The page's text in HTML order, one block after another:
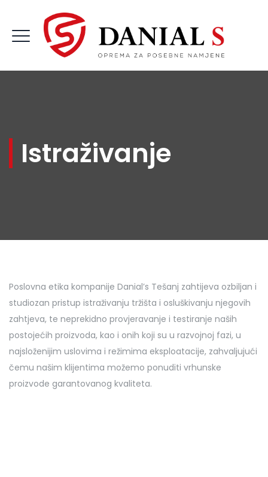
Istraživanje
Poslovna etika kompanije Danial’s Tešanj zahtijeva ozbiljan i
studiozan pristup istraživanju tržišta i osluškivanju njegovih
zahtjeva, te neprekidno provjeravanje i testiranje naših
postojećih proizvoda, kao i onih koji su u razvojnoj fazi, u
najsloženijim uslovima i režimima eksploatacije, zahvaljujući
čemu našim klijentima možemo ponuditi vrhunske
proizvode garantovanog kvaliteta.